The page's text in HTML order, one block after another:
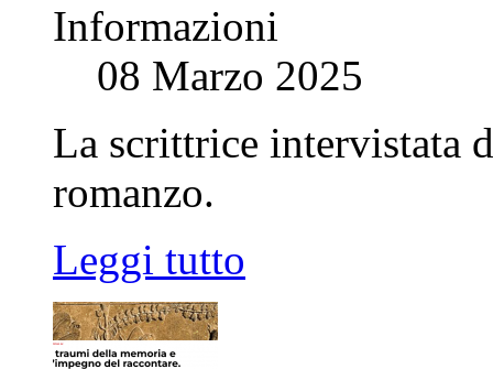
Informazioni
08 Marzo 2025
La scrittrice intervistata
romanzo.
Leggi tutto